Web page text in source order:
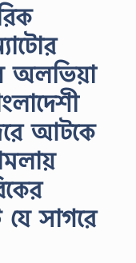
অলভিয়া
আটকে
সাগরে